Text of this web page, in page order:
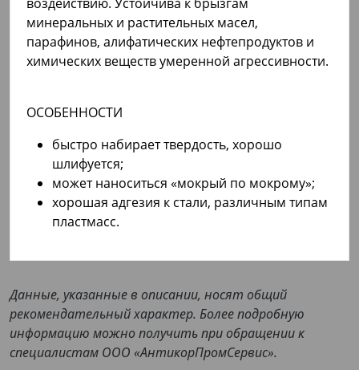
минеральных и растительных масел,
парафинов, алифатических нефтепродуктов и
химических веществ умеренной агрессивности.
ОСОБЕННОСТИ
быстро набирает твердость, хорошо
шлифуется;
может наноситься «мокрый по мокрому»;
хорошая адгезия к стали, различным типам
пластмасс.
Данные, указанные в описании, носят общий
рекомендательный характер. Более подробную
информацию можно получить при обращении к
специалистам ООО «АнтикорПромСервис».